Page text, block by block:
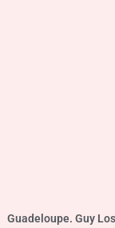
Guadeloupe. Guy